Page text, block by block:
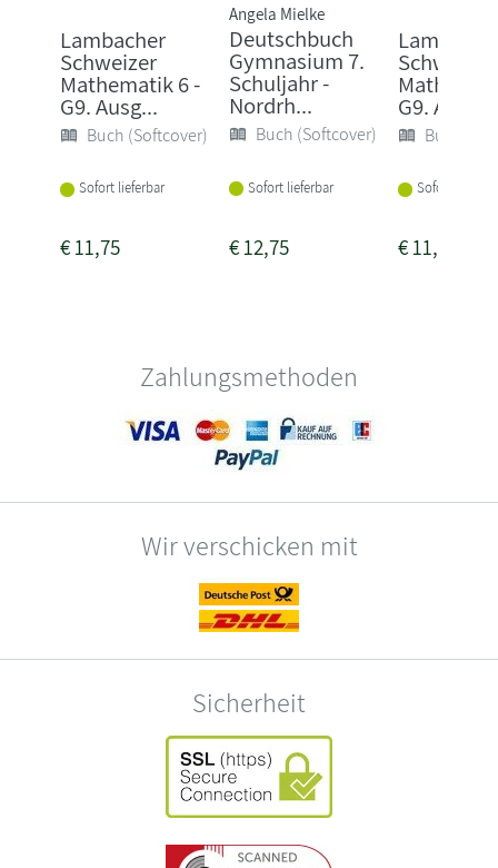
Lambacher
Schweizer
Mathematik 6 -
G9. Ausg...
Buch (Softcover)
Sofort lieferbar
€11,75
Angela Mielke
Deutschbuch
Gymnasium 7.
Schuljahr -
Nordrh...
Buch (Softcover)
Sofort lieferbar
€12,75
Schweizer
G9. Arbe...
Buch
Sofort
€11,75
Zahlungsmethoden
Wir verschicken mit
Sicherheit